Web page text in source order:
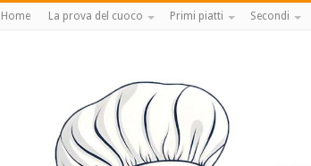
Home La prova del cuoco Primi piatti Secondi